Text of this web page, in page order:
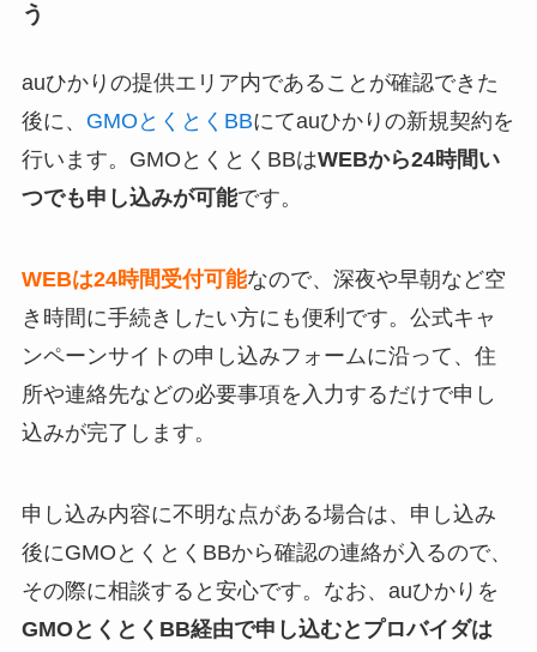
う
auひかりの提供エリア内であることが確認できた
後に、 GMOとくとくBBにてauひかりの新規契約を
行います。GMOとくとくBBはWEBから24時間い
つでも申し込みが可能です。
WEBは24時間受付可能なので、深夜や早朝など空
き時間に手続きしたい方にも便利です。公式キャ
ンペーンサイトの申し込みフォームに沿って、住
所や連絡先などの必要事項を入力するだけで申し
込みが完了します。
申し込み内容に不明な点がある場合は、申し込み
後にGMOとくとくBBから確認の連絡が入るので、
その際に相談すると安心です。なお、auひかりを
GMOとくとくBB経由で申し込むとプロバイダは